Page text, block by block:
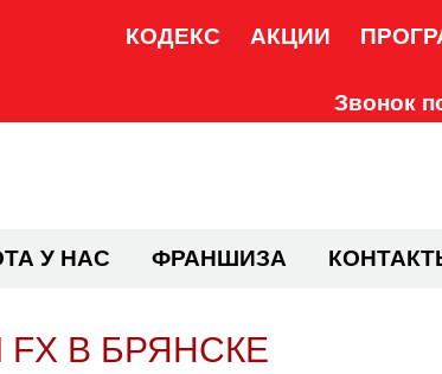
КОДЕКС АКЦИИ
Звонок
У НАС ФРАНШИЗА
FX В БРЯНСКЕ